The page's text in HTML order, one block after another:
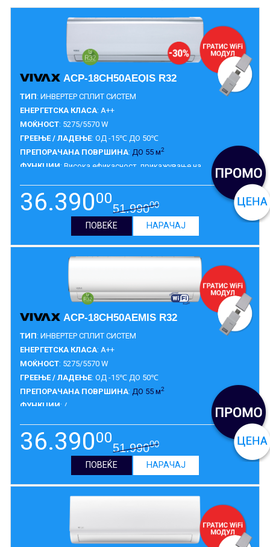
ACP-18CH50AEQIS R32
ТИП: ИНВЕРТЕР СПЛИТ СИСТЕМ
ЕНЕРГЕТСКА КЛАСА: A++
МОЌНОСТ: 5275/5570 W
ГРЕЕЊЕ / ЛАДЕЊЕ: ОД -15℃ ДО 50℃
ПРЕПОРАЧАНА ПОВРШИНА: ДО 55 м2
ФУНКЦИИ: Висока ефикасност, прикажување на
самодијагноза, индикатор за истекување на гасот за
разладување, 1W standby, турбо, заштита на вентил на
надворешна единица, интелегентно отопување, 12 Fan Speed,
безшумна опција, двосмерен одвод на кондензат, дигитален
ГАРАНЦИЈА 5 ГОДИНИ
36.39000
51.99000
ПОВЕЌЕ НАРАЧАЈ
ACP-18CH50AEMIS R32
ТИП: ИНВЕРТЕР СПЛИТ СИСТЕМ
ЕНЕРГЕТСКА КЛАСА: A++
МОЌНОСТ: 5275/5570 W
ГРЕЕЊЕ / ЛАДЕЊЕ: ОД -15℃ ДО 50℃
ПРЕПОРАЧАНА ПОВРШИНА: ДО 55 м2
ФУНКЦИИ: /
36.39000
51.99000
ПОВЕЌЕ НАРАЧАЈ